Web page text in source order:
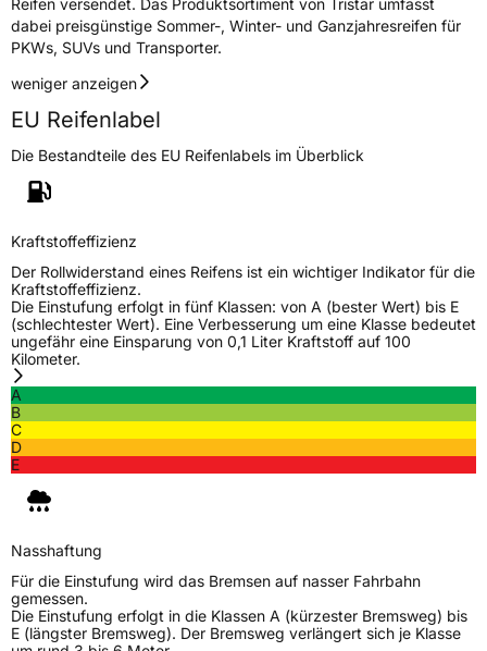
3PMSF / Schneeflockensymbol / Alpine-SymbolNein
Eisgrip Nein
EPREL ID520159
Allgemeine Produktsicherheit (GPSR)
dabei preisgünstige Sommer-, Winter- und Ganzjahresreifen für
PKWs, SUVs und Transporter.
weniger anzeigen
EU Reifenlabel
Die Bestandteile des EU Reifenlabels im Überblick
Kraftstoffeffizienz
Der Rollwiderstand eines Reifens ist ein wichtiger Indikator für die
Kraftstoffeffizienz.
Die Einstufung erfolgt in fünf Klassen: von A (bester Wert) bis E
(schlechtester Wert). Eine Verbesserung um eine Klasse bedeutet
ungefähr eine Einsparung von 0,1 Liter Kraftstoff auf 100
Kilometer.
A
B
C
D
E
Nasshaftung
Für die Einstufung wird das Bremsen auf nasser Fahrbahn
gemessen.
Die Einstufung erfolgt in die Klassen A (kürzester Bremsweg) bis
E (längster Bremsweg). Der Bremsweg verlängert sich je Klasse